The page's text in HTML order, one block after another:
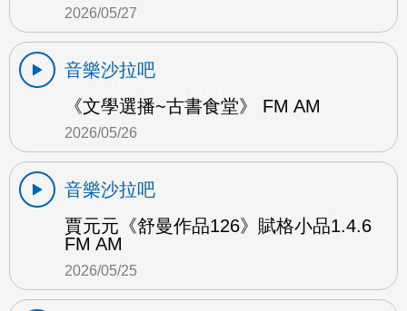
2026/05/27
音樂沙拉吧
《文學選播~古書食堂》 FM AM
2026/05/26
音樂沙拉吧
賈元元《舒曼作品126》賦格小品1.4.6
FM AM
2026/05/25